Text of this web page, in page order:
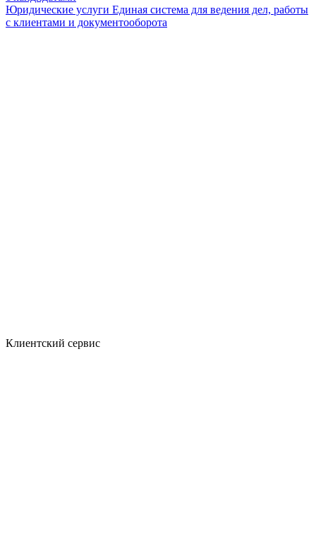
Юридические услуги Единая система для ведения дел, работы
с клиентами и документооборота
Клиентский сервис